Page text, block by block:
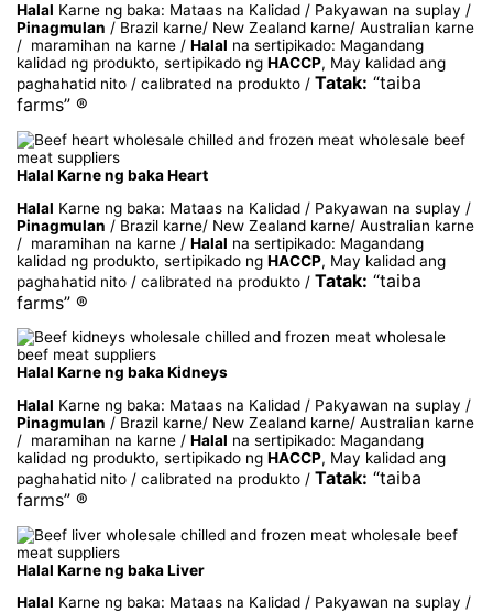
Halal Karne ng baka: Mataas na Kalidad / Pakyawan na suplay /
Pinagmulan / Brazil karne/ New Zealand karne/ Australian karne
/ maramihan na karne /Halal na sertipikado: Magandang
kalidad ng produkto, sertipikado ngHACCP, May kalidad ang
paghahatid nito / calibrated na produkto /Tatak: “taiba
farms” ®
Halal Karne ng baka Heart
Halal Karne ng baka: Mataas na Kalidad / Pakyawan na suplay /
Pinagmulan / Brazil karne/ New Zealand karne/ Australian karne
/ maramihan na karne /Halal na sertipikado: Magandang
kalidad ng produkto, sertipikado ngHACCP, May kalidad ang
paghahatid nito / calibrated na produkto /Tatak: “taiba
farms” ®
Halal Karne ng baka Kidneys
Halal Karne ng baka: Mataas na Kalidad / Pakyawan na suplay /
Pinagmulan / Brazil karne/ New Zealand karne/ Australian karne
/ maramihan na karne /Halal na sertipikado: Magandang
kalidad ng produkto, sertipikado ngHACCP, May kalidad ang
paghahatid nito / calibrated na produkto /Tatak: “taiba
farms” ®
Halal Karne ng baka Liver
Halal Karne ng baka: Mataas na Kalidad / Pakyawan na suplay /